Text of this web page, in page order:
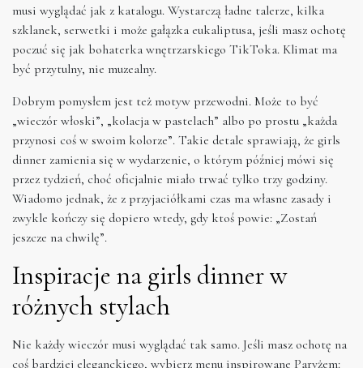
musi wyglądać jak z katalogu. Wystarczą ładne talerze, kilka
szklanek, serwetki i może gałązka eukaliptusa, jeśli masz ochotę
poczuć się jak bohaterka wnętrzarskiego TikToka. Klimat ma
być przytulny, nie muzealny.
Dobrym pomysłem jest też motyw przewodni. Może to być
„wieczór włoski”, „kolacja w pastelach” albo po prostu „każda
przynosi coś w swoim kolorze”. Takie detale sprawiają, że girls
dinner zamienia się w wydarzenie, o którym później mówi się
przez tydzień, choć oficjalnie miało trwać tylko trzy godziny.
Wiadomo jednak, że z przyjaciółkami czas ma własne zasady i
zwykle kończy się dopiero wtedy, gdy ktoś powie: „Zostań
jeszcze na chwilę”.
Inspiracje na girls dinner w
różnych stylach
Nie każdy wieczór musi wyglądać tak samo. Jeśli masz ochotę na
coś bardziej eleganckiego, wybierz menu inspirowane Paryżem: